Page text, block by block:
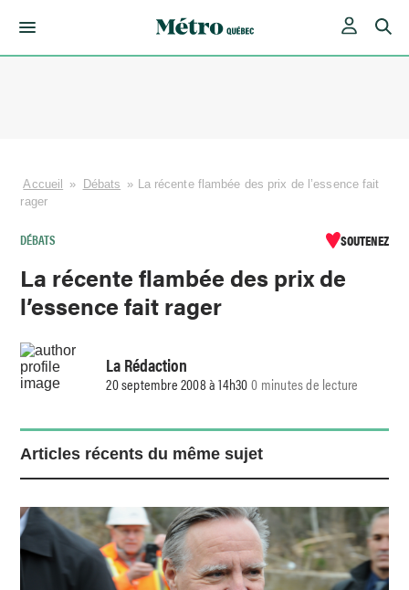
Accueil » Débats » La récente flambée des prix de l’essence fait
rager
DÉBATS SOUTENEZ
La récente flambée des prix de
l’essence fait rager
La Rédaction
20 septembre 2008 à 14h300 minutes de lecture
Articles récents du même sujet